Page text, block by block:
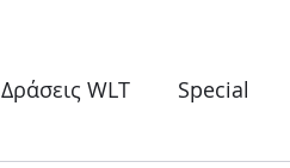
Δράσεις WLT Special